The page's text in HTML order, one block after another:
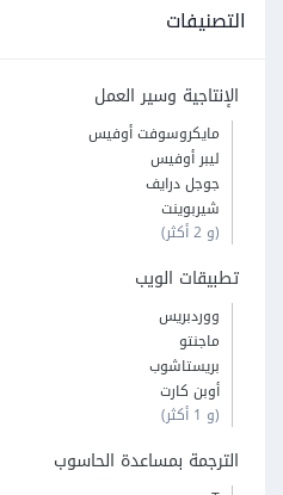
التصنيفات
الإنتاجية وسير العمل
مايكروسوفت أوفيس
ليبر أوفيس
جوجل درايف
شيربوينت
(و 2 أكثر)
تطبيقات الويب
ووردبريس
ماجنتو
بريستاشوب
أوبن كارت
(و 1 أكثر)
الترجمة بمساعدة الحاسوب